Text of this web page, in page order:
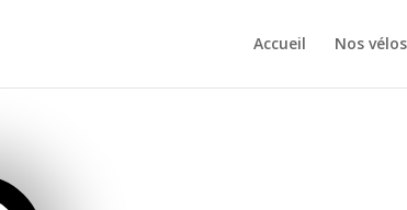
Accueil Nos vélos